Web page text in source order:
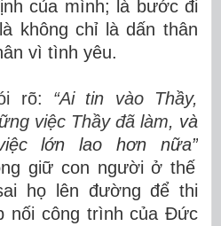
của mình; là bước đi
không chỉ là dấn thân
vì tình yêu.
rõ: “Ai tin vào Thầy,
việc Thầy đã làm, và
lớn lao hơn nữa”
giữ con người ở thế
họ lên đường để thi
nối công trình của Đức